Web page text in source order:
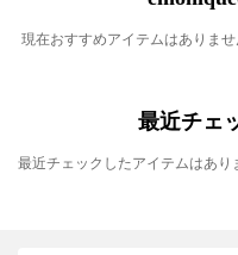
現在おすすめアイテムはありませ
最近チェ
最近チェックしたアイテムはあり